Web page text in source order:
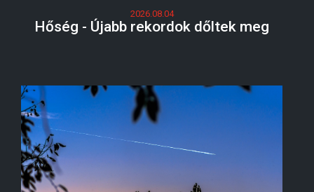
2026.08.04
Hőség - Újabb rekordok dőltek meg